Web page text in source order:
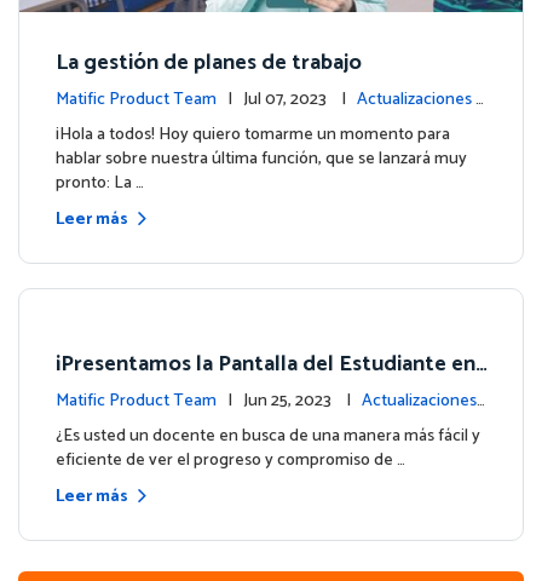
La gestión de planes de trabajo
Matific Product Team | Jul 07, 2023 | Actualizaciones d
e la plataforma
¡Hola a todos! Hoy quiero tomarme un momento para
hablar sobre nuestra última función, que se lanzará muy
pronto: La …
Leer más
¡Presentamos la Pantalla del Estudiante en
su Panel de Control!
Matific Product Team | Jun 25, 2023 | Actualizaciones
de la plataforma
¿Es usted un docente en busca de una manera más fácil y
eficiente de ver el progreso y compromiso de …
Leer más